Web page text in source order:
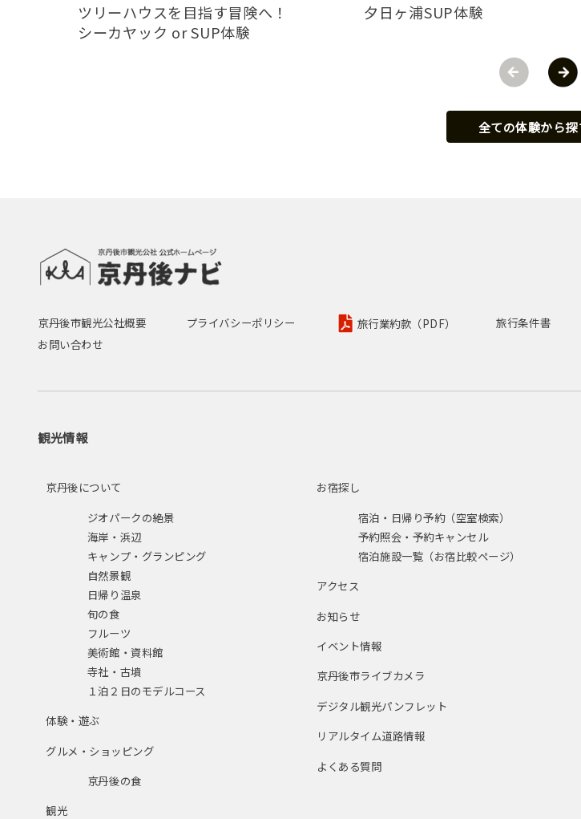
ツリーハウスを目指す冒険へ！
シーカヤック or SUP体験
夕日ヶ浦SUP体験
全ての体験から探
京丹後市観光公社概要 プライバシーポリシー 旅行業約款（PDF） 旅行条件書
お問い合わせ
観光情報
京丹後について
ジオパークの絶景
海岸・浜辺
キャンプ・グランピング
自然景観
日帰り温泉
旬の食
フルーツ
美術館・資料館
寺社・古墳
１泊２日のモデルコース
体験・遊ぶ
グルメ・ショッピング
京丹後の食
観光
お宿探し
宿泊・日帰り予約（空室検索）
予約照会・予約キャンセル
宿泊施設一覧（お宿比較ページ）
アクセス
お知らせ
イベント情報
京丹後市ライブカメラ
デジタル観光パンフレット
リアルタイム道路情報
よくある質問